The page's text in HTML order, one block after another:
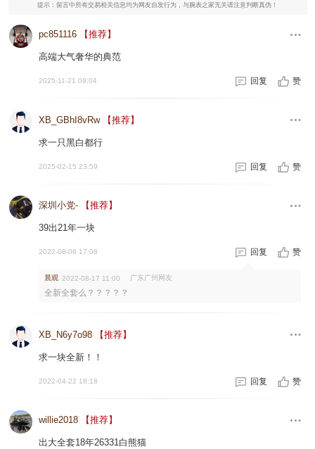
提示：留言中所有交易相关信息均为网友自发行为，与腕表之家无关请注意判断真伪！
pc851116 【推荐】
高端大气奢华的典范
2025-11-21 09:04 回复 赞
XB_GBhI8vRw 【推荐】
求一只黑白都行
2025-02-15 23:59 回复 赞
深圳小党- 【推荐】
39出21年一块
2022-08-06 17:08 回复 赞
晨观 2022-08-17 11:00 广东广州网友
全新全套么？？？？？
XB_N6y7o98 【推荐】
求一块全新！！
2022-04-22 18:18 回复 赞
willie2018 【推荐】
出大全套18年26331白熊猫